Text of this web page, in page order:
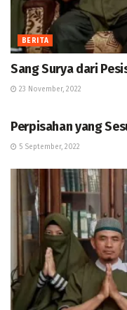
BERITA
Sang Surya dari
23 November, 2022
Perpisahan yang
5 September, 2022